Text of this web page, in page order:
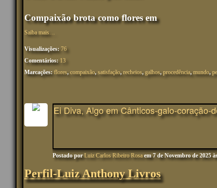
Compaixão brota como flores em
Saiba mais…
Visualizações:76
Comentários: 13
Marcações:flores, compaixão, satisfação, recheios, galhos, procedência,mundo,
Ei Diva, Algo em Cânticos-galo-coração-
Postado porLuiz Carlos Ribeiro Rosa em 7 de Novembro de 2025
Perfil-Luiz Anthony Livros